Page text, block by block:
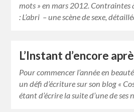
mots » en mars 2012. Contraintes
: L’abri – une scène de sexe,
L’Instant d’encore
Pour commencer l’année en
un défi d’écriture sur son blog «
étant d’écrire la suite d’une de ses